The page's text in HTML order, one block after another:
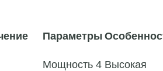
Параметры
Мощность 4 Высокая